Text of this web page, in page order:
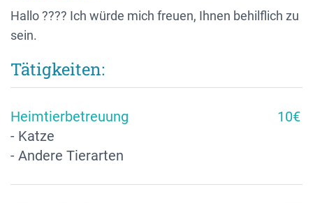
Hallo ???? Ich würde mich freuen, Ihnen behilflich zu
sein.
Tätigkeiten:
Heimtierbetreuung
- Katze
- Andere Tierarten
10€